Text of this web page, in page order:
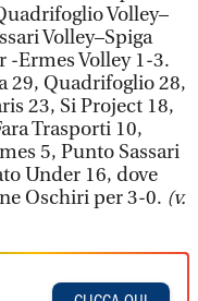
Volley–
Volley–Spiga
Ermes Volley 1-3.
29, Quadrifoglio 28,
23, Si Project 18,
Trasporti 10,
5, Punto Sassari
Under 16, dove
Oschiri per 3-0. (v.